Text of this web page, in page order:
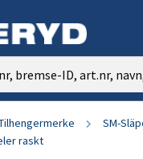
SM-
raskt